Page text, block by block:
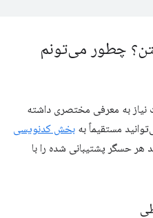
چطور می‌تونم
به معرفی مختصری داشته
مستقیماً به بخش کدنویسی
هر حسگر پشتیبانی شده را با